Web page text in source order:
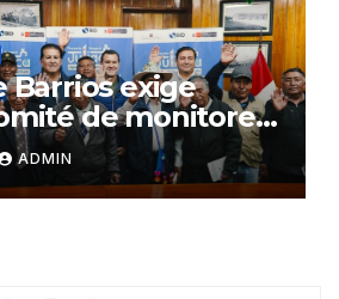
Barrios exige
de monitoreo
presuntos
interés y
ADMIN